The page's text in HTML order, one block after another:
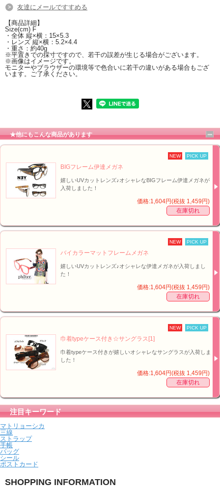
■巾着typeケース付き☆サングラス[2]【イメージ】↑
友達にメールですすめる
【商品詳細】
Size(cm) F
・全体 縦×横：15×5.3
・レンズ 縦×横：5.2×4.4
・重さ：約40g
※平置きでの採寸ですので、若干の誤差が生じる場合がございます。
※画像はイメージです。
モニターやブラウザーの環境等で色合いに若干の違いがある場合もござ
います。ご了承ください。
★他にもこんな商品があります
NEW PICK UP
BIGフレーム伊達メガネ
嬉しいUVカットレンズ♪オシャレなBIGフレーム伊達メガネが
入荷しました！
価格:1,604円(税抜 1,459円)
在庫切れ
NEW PICK UP
バイカラーマットフレームメガネ
嬉しいUVカットレンズ♪オシャレな伊達メガネが入荷しまし
た！
価格:1,604円(税抜 1,459円)
在庫切れ
NEW PICK UP
巾着typeケース付き☆サングラス[1]
巾着typeケース付きが嬉しいオシャレなサングラスが入荷しま
した！
価格:1,604円(税抜 1,459円)
在庫切れ
注目キーワード
マトリョーシカ
三線
ストラップ
手帳
バッグ
シール
ポストカード
SHOPPING INFORMATION